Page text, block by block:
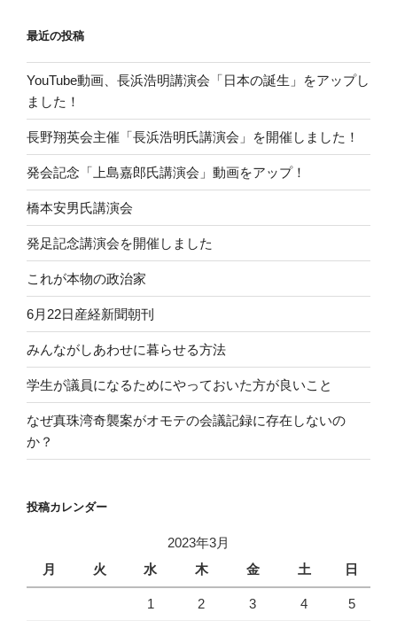
最近の投稿
YouTube動画、長浜浩明講演会「日本の誕生」をアップし
ました！
長野翔英会主催「長浜浩明氏講演会」を開催しました！
発会記念「上島嘉郎氏講演会」動画をアップ！
橋本安男氏講演会
発足記念講演会を開催しました
これが本物の政治家
6月22日産経新聞朝刊
みんながしあわせに暮らせる方法
学生が議員になるためにやっておいた方が良いこと
なぜ真珠湾奇襲案がオモテの会議記録に存在しないの
か？
投稿カレンダー
2023年3月
月
火 水 木 金 土 日
1 2 3 4 5